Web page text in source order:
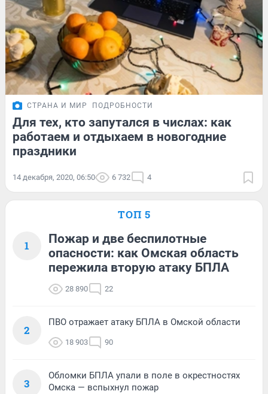
СТРАНА И МИР ПОДРОБНОСТИ
Для тех, кто запутался в числах: как
работаем и отдыхаем в новогодние
праздники
14 декабря, 2020, 06:50 6 732 4
ТОП 5
1
Пожар и две беспилотные
опасности: как Омская область
пережила вторую атаку БПЛА
28 890 22
2
ПВО отражает атаку БПЛА в Омской области
18 903 90
3
Обломки БПЛА упали в поле в окрестностях
Омска — вспыхнул пожар